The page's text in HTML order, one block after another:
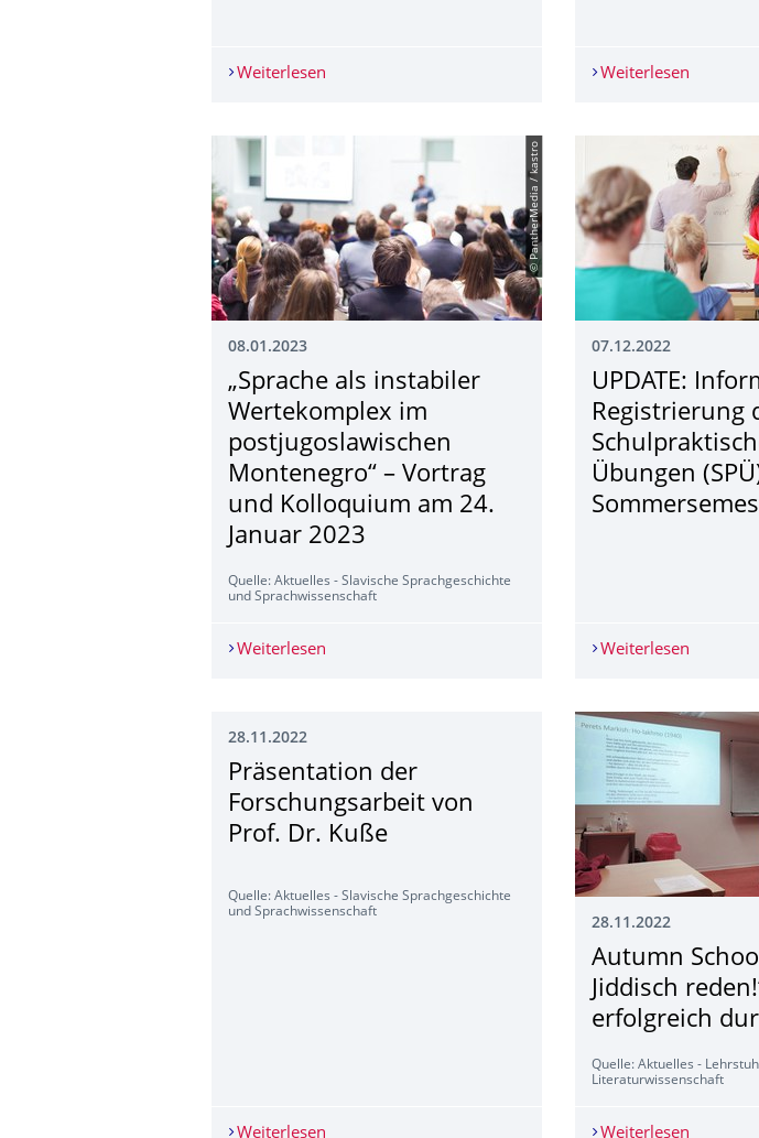
Weiterlesen Summer School – July 23 – 29, 2023Weiterlesen
© PantherMedia / kastro
08.01.2023
„Sprache als instabiler
Wertekomplex im
postjugoslawischen
Montenegro“ – Vortrag
und Kolloquium am 24.
Januar 2023
Quelle: Aktuelles - Slavische Sprachgeschichte
und Sprachwissenschaft
Weiterlesen „Sprache als instabiler Wertekomplex im
07.12.2022
UPDATE:
Registrierung
Übungen
Weiterlesen
28.11.2022
Präsentation der
Forschungsarbeit von
Prof. Dr. Kuße
Quelle: Aktuelles - Slavische Sprachgeschichte
und Sprachwissenschaft
Weiterlesen Präsentation der Forschungsarbeit von Prof. Dr. Kuße
28.11.2022
Autumn
Jiddisch
erfolgreich
Quelle: Aktuelles -
Literaturwissenschaft
Weiterlesen Autumn